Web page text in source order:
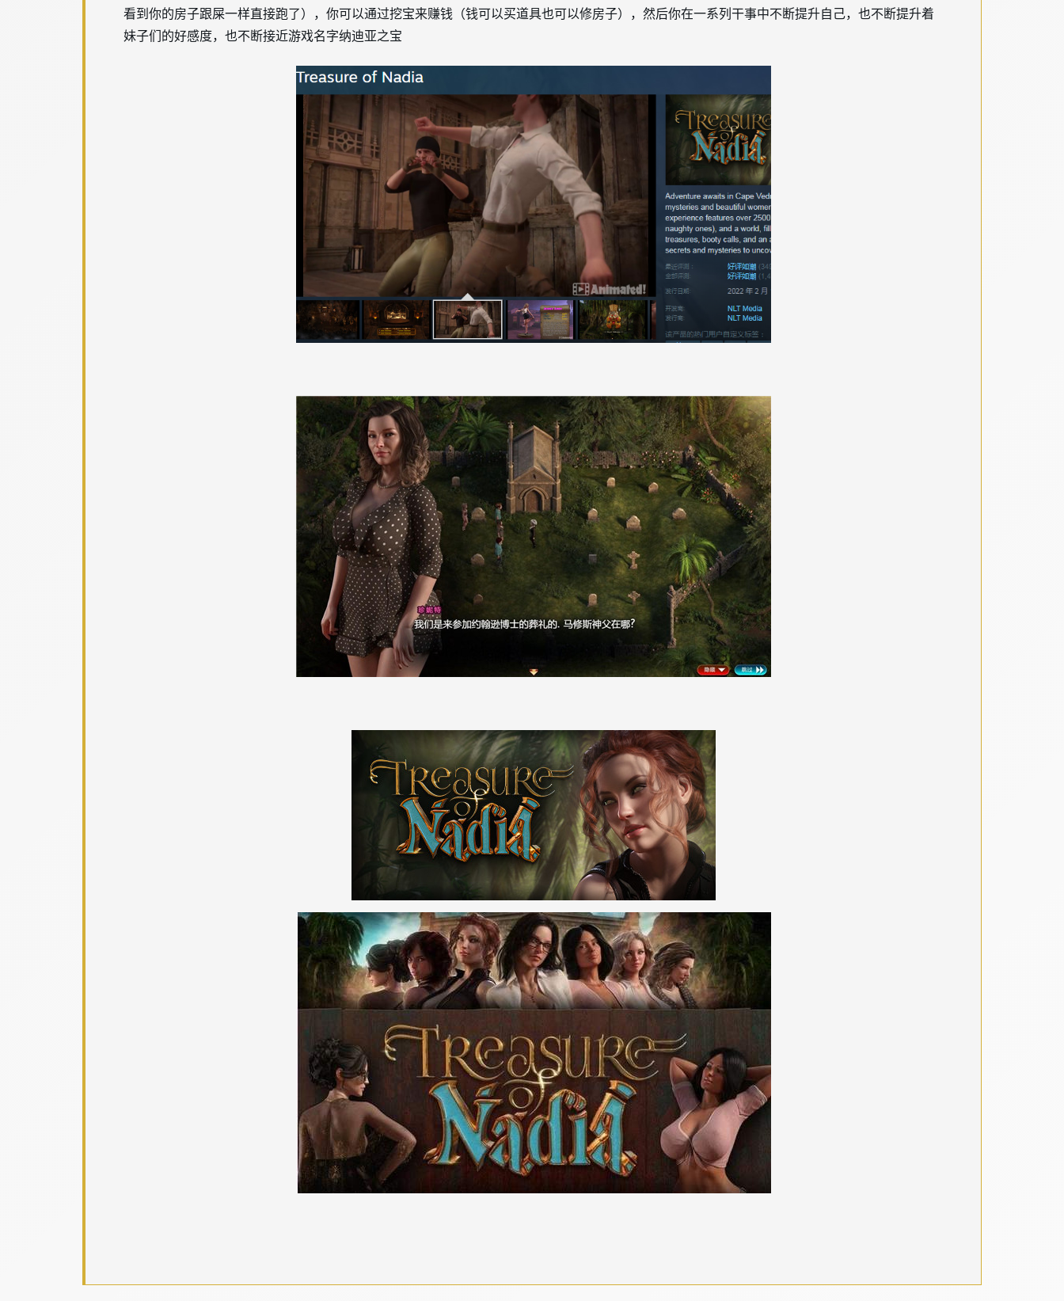
看到你的房子跟屎一样直接跑了），你可以通过挖宝来赚钱（钱可以买道具也可以修房子），然后你在一系列干事中不断提升自己，也不断提升着
妹子们的好感度，也不断接近游戏名字纳迪亚之宝